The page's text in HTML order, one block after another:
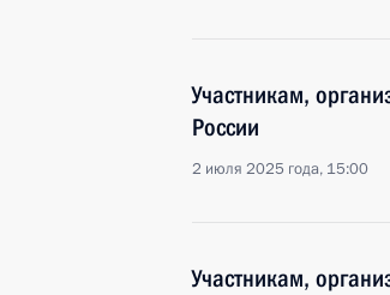
Участникам,
России
2 июля 2025 года, 15:00
Участникам,